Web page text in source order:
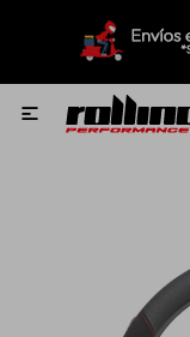

Nuevo!